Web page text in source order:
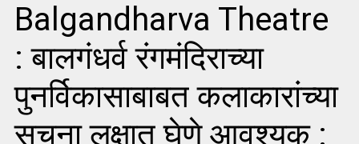
Balgandharva Theatre
: बालगंधर्व रंगमंदिराच्या
पुनर्विकासाबाबत कलाकारांच्या
सूचना लक्षात घेणे आवश्यक :